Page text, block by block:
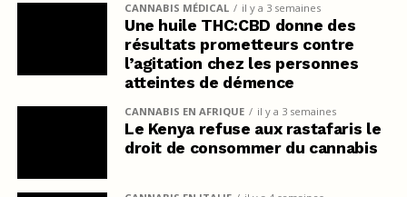
CANNABIS MÉDICAL il y a 3 semaines
Une huile THC:CBD donne des
résultats prometteurs contre
l’agitation chez les personnes
atteintes de démence
CANNABIS EN AFRIQUE il y a 3 semaines
Le Kenya refuse aux rastafaris le
droit de consommer du cannabis